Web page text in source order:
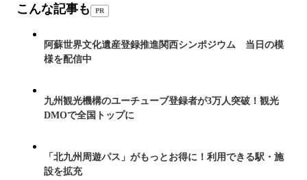
こんな記事も PR
阿蘇世界文化遺産登録推進関西シンポジウム 当日の模
様を配信中
九州観光機構のユーチューブ登録者が3万人突破！観光
DMOで全国トップに
「北九州周遊パス」がもっとお得に！利用できる駅・施
設を拡充